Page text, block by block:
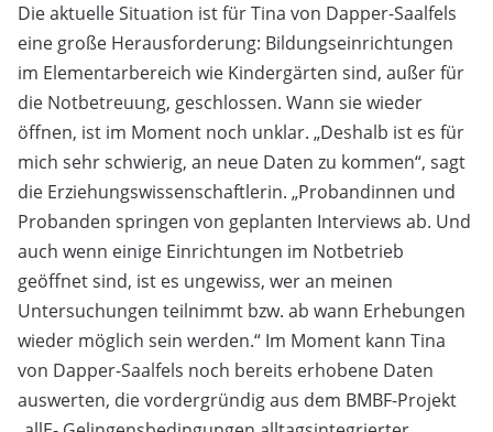
Die aktuelle Situation ist für Tina von Dapper-Saalfels
eine große Herausforderung: Bildungseinrichtungen
im Elementarbereich wie Kindergärten sind, außer für
die Notbetreuung, geschlossen. Wann sie wieder
öffnen, ist im Moment noch unklar. „Deshalb ist es für
mich sehr schwierig, an neue Daten zu kommen“, sagt
die Erziehungswissenschaftlerin. „Probandinnen und
Probanden springen von geplanten Interviews ab. Und
auch wenn einige Einrichtungen im Notbetrieb
geöffnet sind, ist es ungewiss, wer an meinen
Untersuchungen teilnimmt bzw. ab wann Erhebungen
wieder möglich sein werden.“ Im Moment kann Tina
von Dapper-Saalfels noch bereits erhobene Daten
auswerten, die vordergründig aus dem BMBF-Projekt